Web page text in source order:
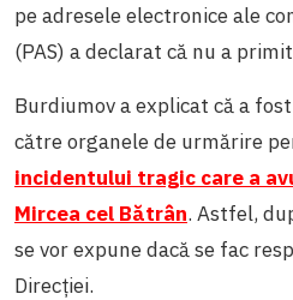
pe adresele electronice ale
(PAS) a declarat că nu a
Burdiumov a explicat că a
către organele de urmărire
incidentului tragic care a
Mircea cel Bătrân. Astfel,
se vor expune dacă se fac
Direcției.